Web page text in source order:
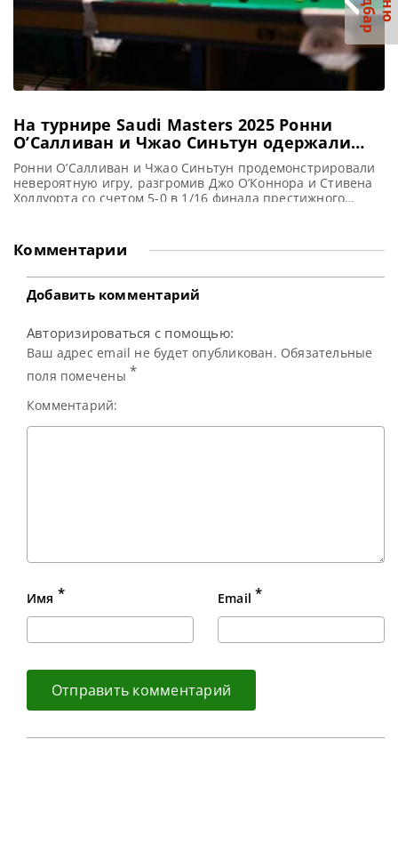
На турнире Saudi Masters 2025 Ронни
О’Салливан и Чжао Синьтун одержали
рекордные победы в скоростных матчах
Ронни О’Салливан и Чжао Синьтун продемонстрировали
невероятную игру, разгромив Джо О’Коннора и Стивена
Холлуорта со счетом 5-0 в 1/16 финала престижного
действующий Чемпион Чжао Синьтун блестяще
стартовали в 1/16 финала Saudi Arabia Snooker Masters
2025 года. Оба игрока продемонстрировали выдающийся
снукер, завершив
Комментарии
Добавить комментарий
Авторизироваться с помощью:
Ваш адрес email не будет опубликован. Обязательные
поля помечены *
Комментарий:
Имя * Email *